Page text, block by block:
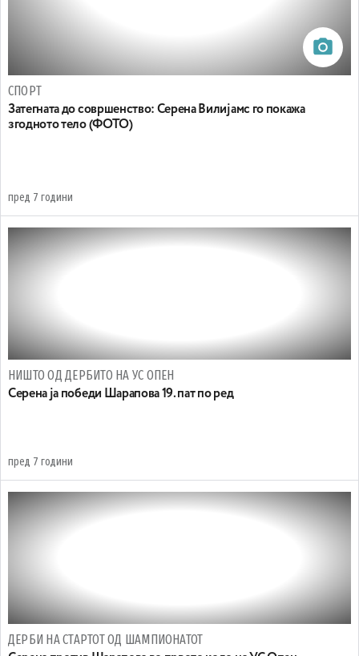
СПОРТ
Затегната до совршенство: Серена Вилијамс го покажа
згодното тело (ФОТО)
пред 7 години
НИШТО ОД ДЕРБИТО НА УС ОПЕН
Серена ја победи Шарапова 19. пат по ред
пред 7 години
ДЕРБИ НА СТАРТОТ ОД ШАМПИОНАТОТ